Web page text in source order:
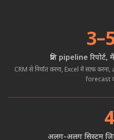
प्रति pipeline
CRM से निर्यात करना, Excel में साफ़
forecast
अलग-अलग सिस्टम